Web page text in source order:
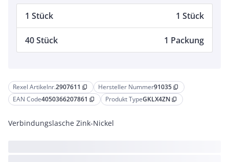
Rexel Artikelnr.2907611 content_copy Hersteller Nummer91035 content_copy
EAN Code4050366207861 content_copy Produkt TypeGKLX4ZN content_copy
Verbindungslasche Zink-Nickel
1 Stück 1 Stück
40 Stück 1 Packung